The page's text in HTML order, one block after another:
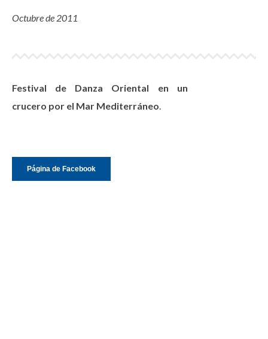
Octubre de 2011
Festival de Danza Oriental en un
crucero por el Mar Mediterráneo.
Página de Facebook